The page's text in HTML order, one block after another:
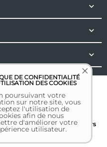



DE CONFIDENTIALITÉ
DES COOKIES
poursuivant votre
sur notre site, vous
l'utilisation de
afin de nous
d'améliorer votre
utilisateur.
réservés | 2026 |Mentions
Toutes les autres
de leurs détenteurs